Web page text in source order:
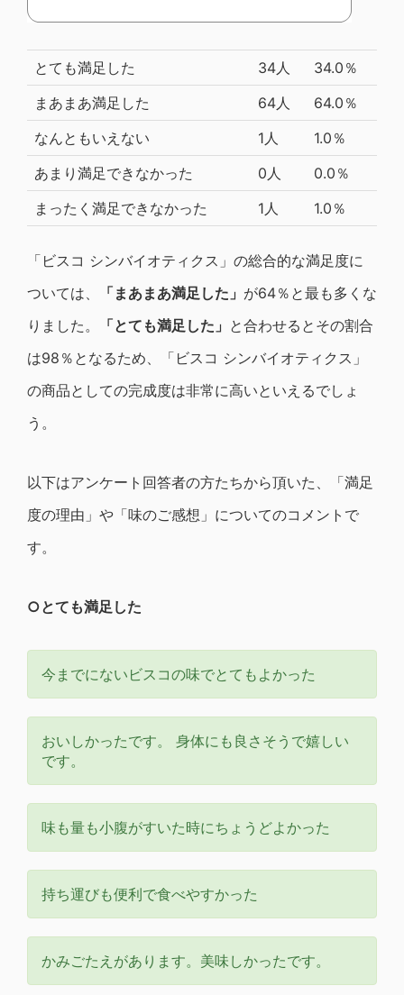
とても満足した 34人
34.0％
まあまあ満足した
64人
64.0％
なんともいえない
1人
1.0％
あまり満足できなかった
0人
0.0％
まったく満足できなかった
1人 1.0％
「ビスコ シンバイオティクス」の総合的な満足度に
ついては、
「まあまあ満足した」 が64％と最も多くな
りました。
「とても満足した」 と合わせるとその割合
は98％となるため、「ビスコ シンバイオティクス」
の商品としての完成度は非常に高いといえるでしょ
う。
以下はアンケート回答者の方たちから頂いた、「満足
度の理由」や「味のご感想」についてのコメントで
す。
○とても満足した
今までにないビスコの味でとてもよかった
おいしかったです。 身体にも良さそうで嬉しい
です。
味も量も小腹がすいた時にちょうどよかった
持ち運びも便利で食べやすかった
かみごたえがあります。美味しかったです。